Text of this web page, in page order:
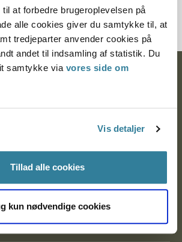
at forbedre brugeroplevelsen på
alle cookies giver du samtykke til, at
tredjeparter anvender cookies på
andet til indsamling af statistik. Du
samtykke via vores side om
Vis detaljer
Tillad alle cookies
kun nødvendige cookies